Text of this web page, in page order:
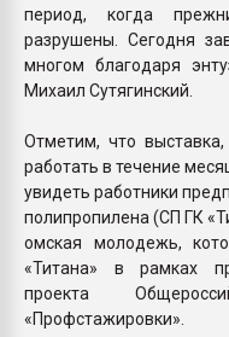
период, когда
разрушены. Сегодня
многом благодаря
Михаил Сутягинский.
Отметим, что
работать в течение
увидеть работники
полипропилена (СП ГК
омская молодежь,
«Титана» в рамках
проекта
«Профстажировки».